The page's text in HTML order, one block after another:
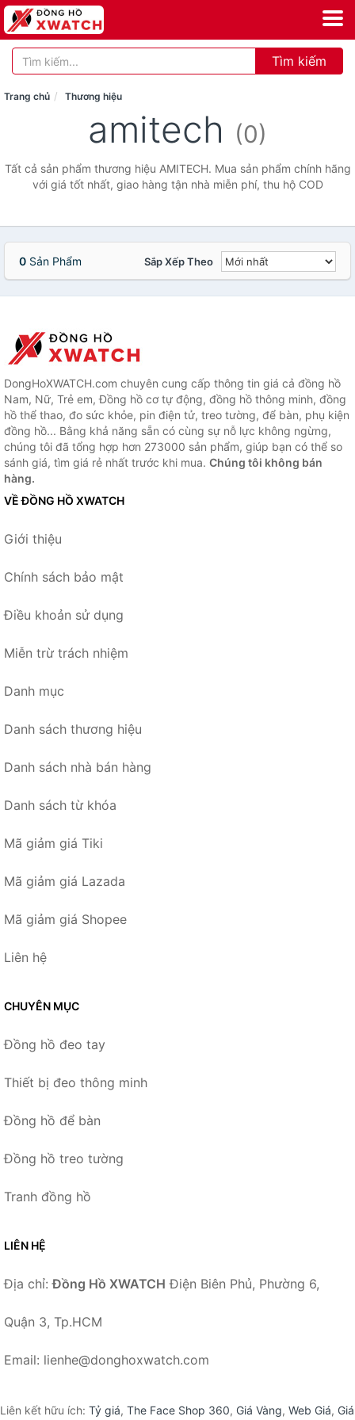
Tìm kiếm
Trang chủ Thương hiệu
amitech (0)
Tất cả sản phẩm thương hiệu AMITECH. Mua sản phẩm chính hãng
với giá tốt nhất, giao hàng tận nhà miễn phí, thu hộ COD
0 Sản Phẩm Sắp Xếp Theo
DongHoXWATCH.com chuyên cung cấp thông tin giá cả đồng hồ
Nam, Nữ, Trẻ em, Đồng hồ cơ tự động, đồng hồ thông minh, đồng
hồ thể thao, đo sức khỏe, pin điện tử, treo tường, để bàn, phụ kiện
đồng hồ... Bằng khả năng sẵn có cùng sự nỗ lực không ngừng,
chúng tôi đã tổng hợp hơn 273000 sản phẩm, giúp bạn có thể so
sánh giá, tìm giá rẻ nhất trước khi mua. Chúng tôi không bán
hàng.
VỀ ĐỒNG HỒ XWATCH
Giới thiệu
Chính sách bảo mật
Điều khoản sử dụng
Miễn trừ trách nhiệm
Danh mục
Danh sách thương hiệu
Danh sách nhà bán hàng
Danh sách từ khóa
Mã giảm giá Tiki
Mã giảm giá Lazada
Mã giảm giá Shopee
Liên hệ
CHUYÊN MỤC
Đồng hồ đeo tay
Thiết bị đeo thông minh
Đồng hồ để bàn
Đồng hồ treo tường
Tranh đồng hồ
LIÊN HỆ
Địa chỉ:Đồng Hồ XWATCH Điện Biên Phủ, Phường 6,
Quận 3, Tp.HCM
Email: lienhe@donghoxwatch.com
Liên kết hữu ích: Tỷ giá, The Face Shop 360, Giá Vàng, Web Giá, Giá